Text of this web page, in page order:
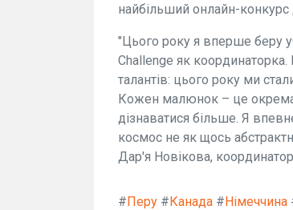
найбільший онлайн-конкурс
"Цього року я вперше беру
Challenge як
талантів: цього року ми
Кожен малюнок – це окрема
дізнаватися більше. Я
космос не як щось
Дар'я Новікова,
#Перу #Канада #Німеччина